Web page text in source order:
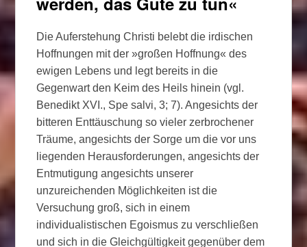
Die Auferstehung Christi belebt die irdischen
Hoffnungen mit der »großen Hoffnung« des
ewigen Lebens und legt bereits in die
Gegenwart den Keim des Heils hinein (vgl.
Benedikt XVI., Spe salvi, 3; 7). Angesichts der
bitteren Enttäuschung so vieler zerbrochener
Träume, angesichts der Sorge um die vor uns
liegenden Herausforderungen, angesichts der
Entmutigung angesichts unserer
unzureichenden Möglichkeiten ist die
Versuchung groß, sich in einem
individualistischen Egoismus zu verschließen
und sich in die Gleichgültigkeit gegenüber dem